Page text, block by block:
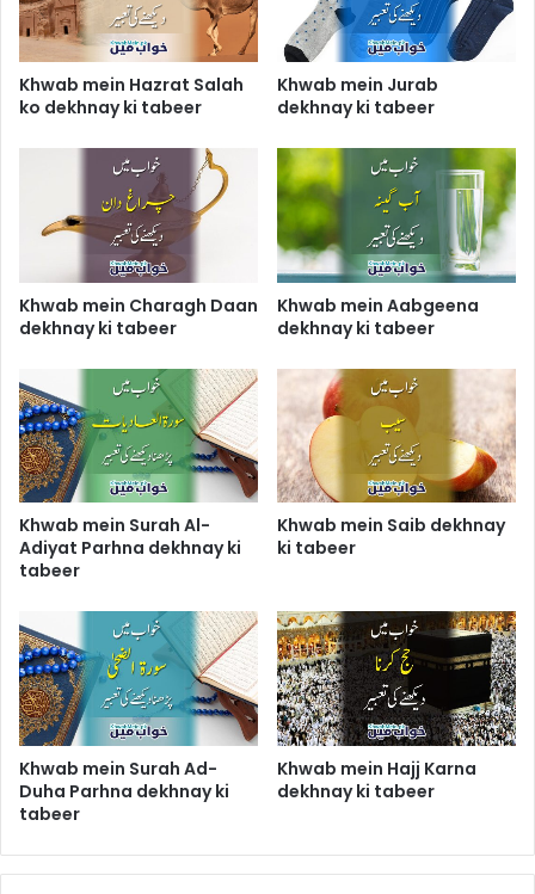
Khwab mein Hazrat Salah
ko dekhnay ki tabeer
Khwab mein Jurab
dekhnay ki tabeer
Khwab mein Charagh Daan
dekhnay ki tabeer
Khwab mein Aabgeena
dekhnay ki tabeer
Khwab mein Surah Al-
Adiyat Parhna dekhnay ki
tabeer
Khwab mein Saib dekhnay
ki tabeer
Khwab mein Surah Ad-
Duha Parhna dekhnay ki
tabeer
Khwab mein Hajj Karna
dekhnay ki tabeer